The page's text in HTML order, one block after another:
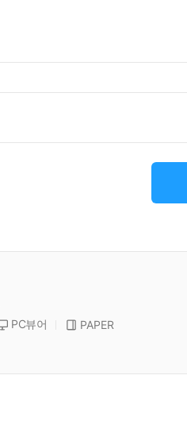
PC뷰어 PAPER